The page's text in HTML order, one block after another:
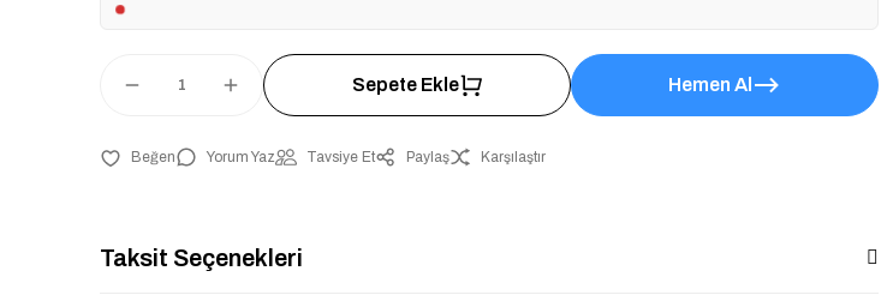
Sepete Ekle Hemen Al
Yorum Yaz Tavsiye Et Paylaş Karşılaştır
Taksit Seçenekleri